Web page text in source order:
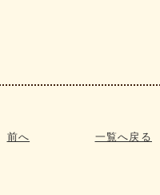
前へ 一覧へ戻る